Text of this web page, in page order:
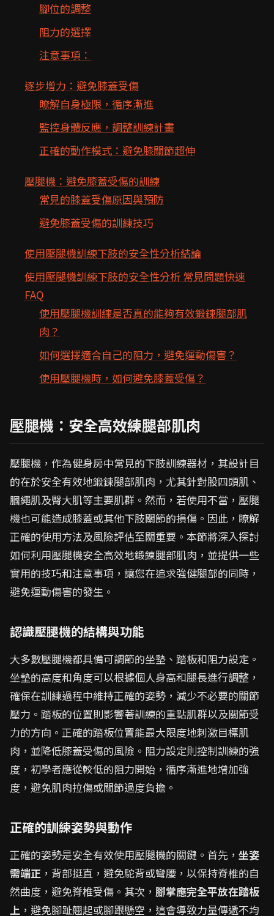
腳位的調整
阻力的選擇
注意事項：
逐步增力：避免膝蓋受傷
瞭解自身極限，循序漸進
監控身體反應，調整訓練計畫
正確的動作模式：避免膝關節超伸
壓腿機：避免膝蓋受傷的訓練
常見的膝蓋受傷原因與預防
避免膝蓋受傷的訓練技巧
使用壓腿機訓練下肢的安全性分析結論
使用壓腿機訓練下肢的安全性分析 常見問題快速
FAQ
使用壓腿機訓練是否真的能夠有效鍛鍊腿部肌
肉？
如何選擇適合自己的阻力，避免運動傷害？
使用壓腿機時，如何避免膝蓋受傷？
壓腿機：安全高效練腿部肌肉
壓腿機，作為健身房中常見的下肢訓練器材，其設計目
的在於安全有效地鍛鍊腿部肌肉，尤其針對股四頭肌、
膕繩肌及臀大肌等主要肌群。然而，若使用不當，壓腿
機也可能造成膝蓋或其他下肢關節的損傷。因此，瞭解
正確的使用方法及風險評估至關重要。本節將深入探討
如何利用壓腿機安全高效地鍛鍊腿部肌肉，並提供一些
實用的技巧和注意事項，讓您在追求強健腿部的同時，
避免運動傷害的發生。
認識壓腿機的結構與功能
大多數壓腿機都具備可調節的坐墊、踏板和阻力設定。
坐墊的高度和角度可以根據個人身高和腿長進行調整，
確保在訓練過程中維持正確的姿勢，減少不必要的關節
壓力。踏板的位置則影響著訓練的重點肌群以及關節受
力的方向。正確的踏板位置能最大限度地刺激目標肌
肉，並降低膝蓋受傷的風險。阻力設定則控制訓練的強
度，初學者應從較低的阻力開始，循序漸進地增加強
度，避免肌肉拉傷或關節過度負擔。
正確的訓練姿勢與動作
正確的姿勢是安全有效使用壓腿機的關鍵。首先， 坐姿
需端正 ，背部挺直，避免駝背或彎腰，以保持脊椎的自
然曲度，避免脊椎受傷。其次， 腳掌應完全平放在踏板
上 ，避免腳趾翹起或腳跟懸空，這會導致力量傳遞不均